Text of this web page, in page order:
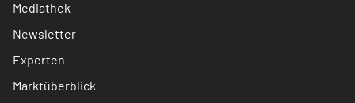
Mediathek
Newsletter
Experten
Marktüberblick